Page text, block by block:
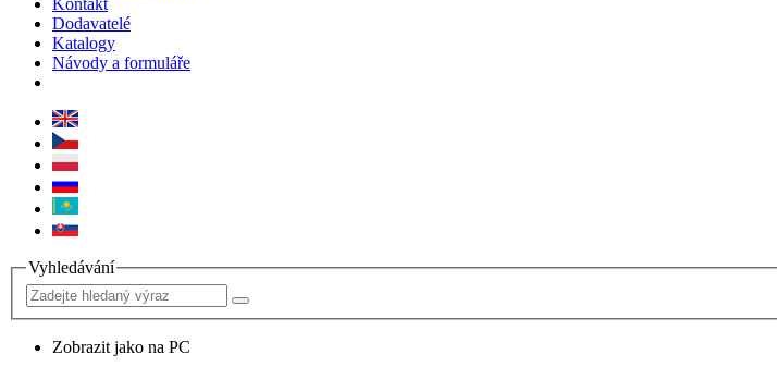
Kontakt
Dodavatelé
Katalogy
Návody a formuláře
Vyhledávání
Zobrazit jako na PC